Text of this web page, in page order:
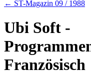
← ST-Magazin 09 / 1988
Ubi Soft -
Französisch